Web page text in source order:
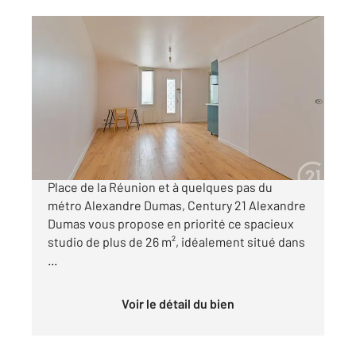
Appartement F1 à vendre
235 000 €
Coup de cœur ASSURÉ ! Au pied de la prisée
Place de la Réunion et à quelques pas du
métro Alexandre Dumas, Century 21 Alexandre
Dumas vous propose en priorité ce spacieux
studio de plus de 26 m², idéalement situé dans
...
Voir le détail du bien